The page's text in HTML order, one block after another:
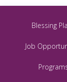
Blessing
Job